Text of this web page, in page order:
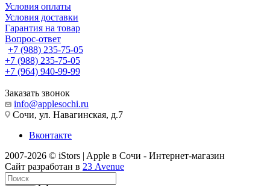
Условия оплаты
Условия доставки
Гарантия на товар
Вопрос-ответ
+7 (988) 235-75-05
+7 (988) 235-75-05
+7 (964) 940-99-99
Заказать звонок
info@applesochi.ru
Сочи, ул. Навагинская, д.7
Вконтакте
2007-2026 © iStors | Apple в Сочи - Интернет-магазин
Сайт разработан в 23 Avenue